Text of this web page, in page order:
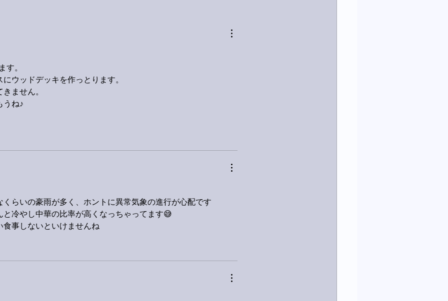
す。
ウッドデッキを作っとります。
ません。
うね♪
らいの豪雨が多く、ホントに異常気象の進行が心配です
冷やし中華の比率が高くなっちゃってます😅
事しないといけませんね